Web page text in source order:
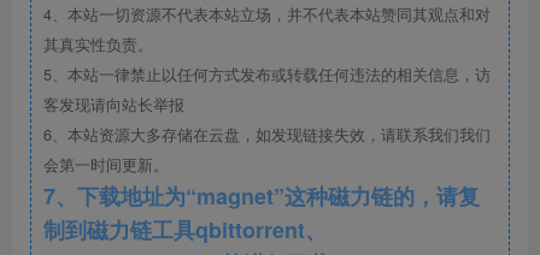
4、本站一切资源不代表本站立场，并不代表本站赞同其观点和对
其真实性负责。
5、本站一律禁止以任何方式发布或转载任何违法的相关信息，访
客发现请向站长举报
6、本站资源大多存储在云盘，如发现链接失效，请联系我们我们
会第一时间更新。
7、下载地址为“magnet”这种磁力链的，请复
制到磁力链工具qbittorrent、